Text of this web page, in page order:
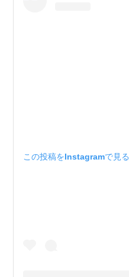
この投稿をInstagramで見る